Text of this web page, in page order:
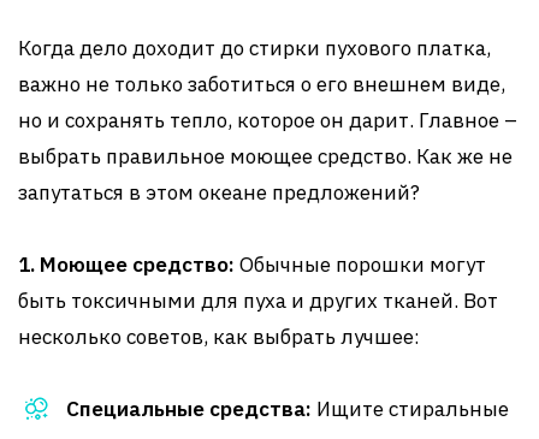
Когда дело доходит до стирки пухового платка,
важно не только заботиться о его внешнем виде,
но и сохранять тепло, которое он дарит. Главное –
выбрать правильное моющее средство. Как же не
запутаться в этом океане предложений?
1. Моющее средство: Обычные порошки могут
быть токсичными для пуха и других тканей. Вот
несколько советов, как выбрать лучшее:
Специальные средства: Ищите стиральные